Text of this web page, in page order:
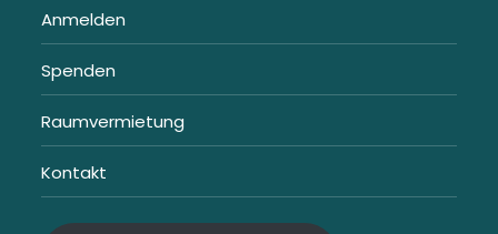
Anmelden
Spenden
Raumvermietung
Kontakt